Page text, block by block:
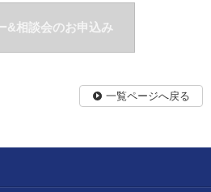
&相談会のお申込み
一覧ページへ戻る